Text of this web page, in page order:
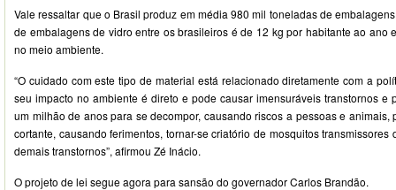
Vale ressaltar que o Brasil produz em média 980 mil toneladas de
de embalagens de vidro entre os brasileiros é de 12 kg por habitante ao ano
no meio ambiente.
“O cuidado com este tipo de material está relacionado diretamente com a
seu impacto no ambiente é direto e pode causar imensuráveis transtornos e
um milhão de anos para se decompor, causando riscos a pessoas e animais,
cortante, causando ferimentos, tornar-se criatório de mosquitos
demais transtornos”, afirmou Zé Inácio.
O projeto de lei segue agora para sansão do governador Carlos Brandão.